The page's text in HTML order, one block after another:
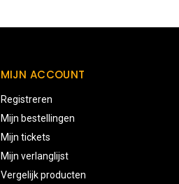
MIJN ACCOUNT
Registreren
Mijn bestellingen
Mijn tickets
Mijn verlanglijst
Vergelijk producten